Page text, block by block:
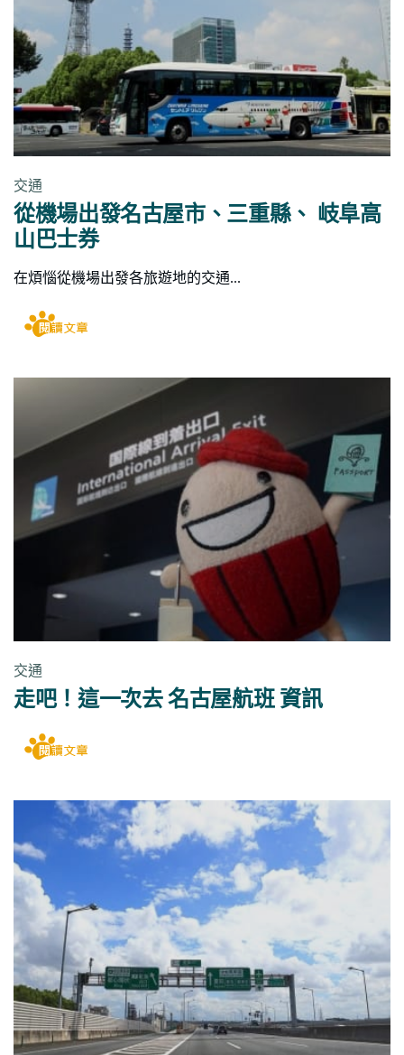
交通
從機場出發名古屋市、三重縣、 岐阜高
山巴士券
在煩惱從機場出發各旅遊地的交通...
交通
走吧！這一次去 名古屋航班 資訊